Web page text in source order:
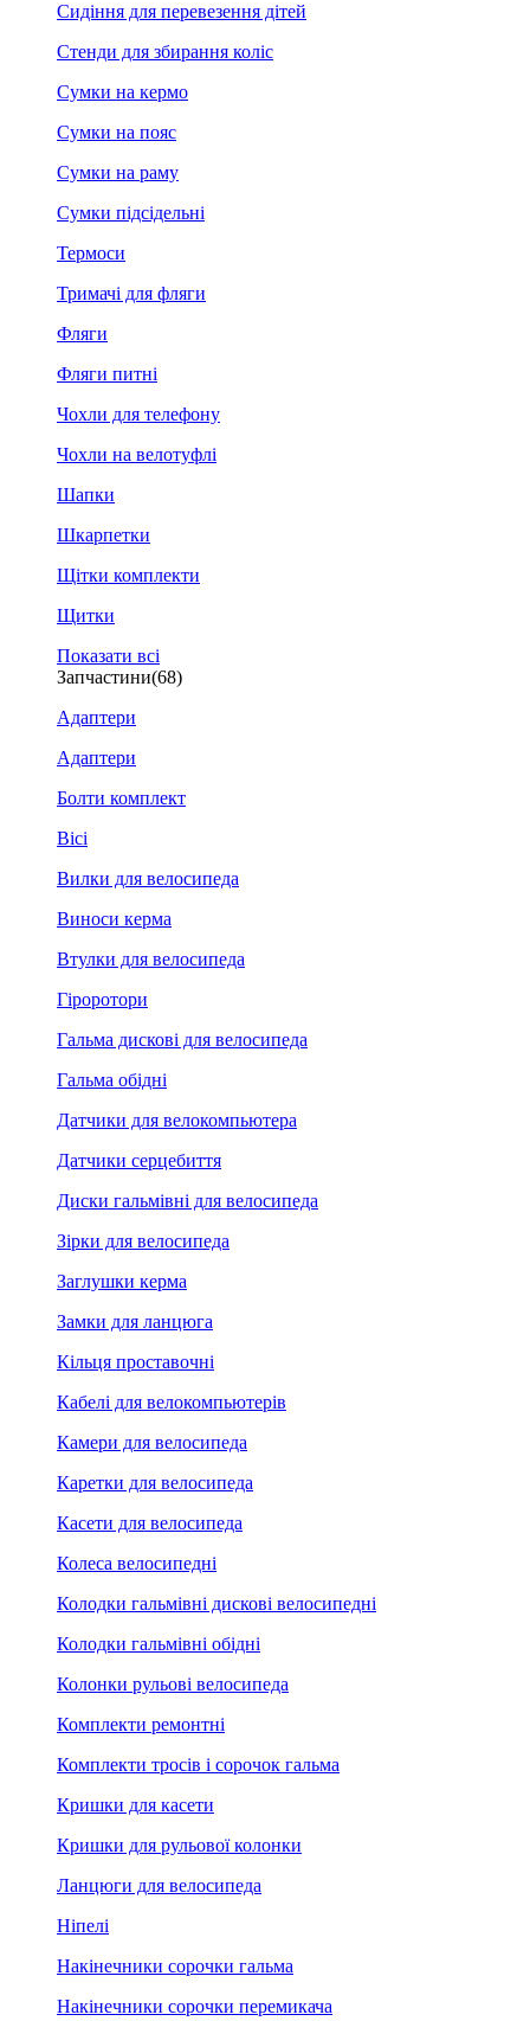
Сидіння для перевезення дітей
Стенди для збирання коліс
Сумки на кермо
Сумки на пояс
Сумки на раму
Сумки підсідельні
Термоси
Тримачі для фляги
Фляги
Фляги питні
Чохли для телефону
Чохли на велотуфлі
Шапки
Шкарпетки
Щітки комплекти
Щитки
Показати всі
Запчастини(68)
Адаптери
Адаптери
Болти комплект
Вісі
Вилки для велосипеда
Виноси керма
Втулки для велосипеда
Гіроротори
Гальма дискові для велосипеда
Гальма обідні
Датчики для велокомпьютера
Датчики серцебиття
Диски гальмівні для велосипеда
Зірки для велосипеда
Заглушки керма
Замки для ланцюга
Кільця проставочні
Кабелі для велокомпьютерів
Камери для велосипеда
Каретки для велосипеда
Касети для велосипеда
Колеса велосипедні
Колодки гальмівні дискові велосипедні
Колодки гальмівні обідні
Колонки рульові велосипеда
Комплекти ремонтні
Комплекти тросів і сорочок гальма
Кришки для касети
Кришки для рульової колонки
Ланцюги для велосипеда
Ніпелі
Накінечники сорочки гальма
Накінечники сорочки перемикача